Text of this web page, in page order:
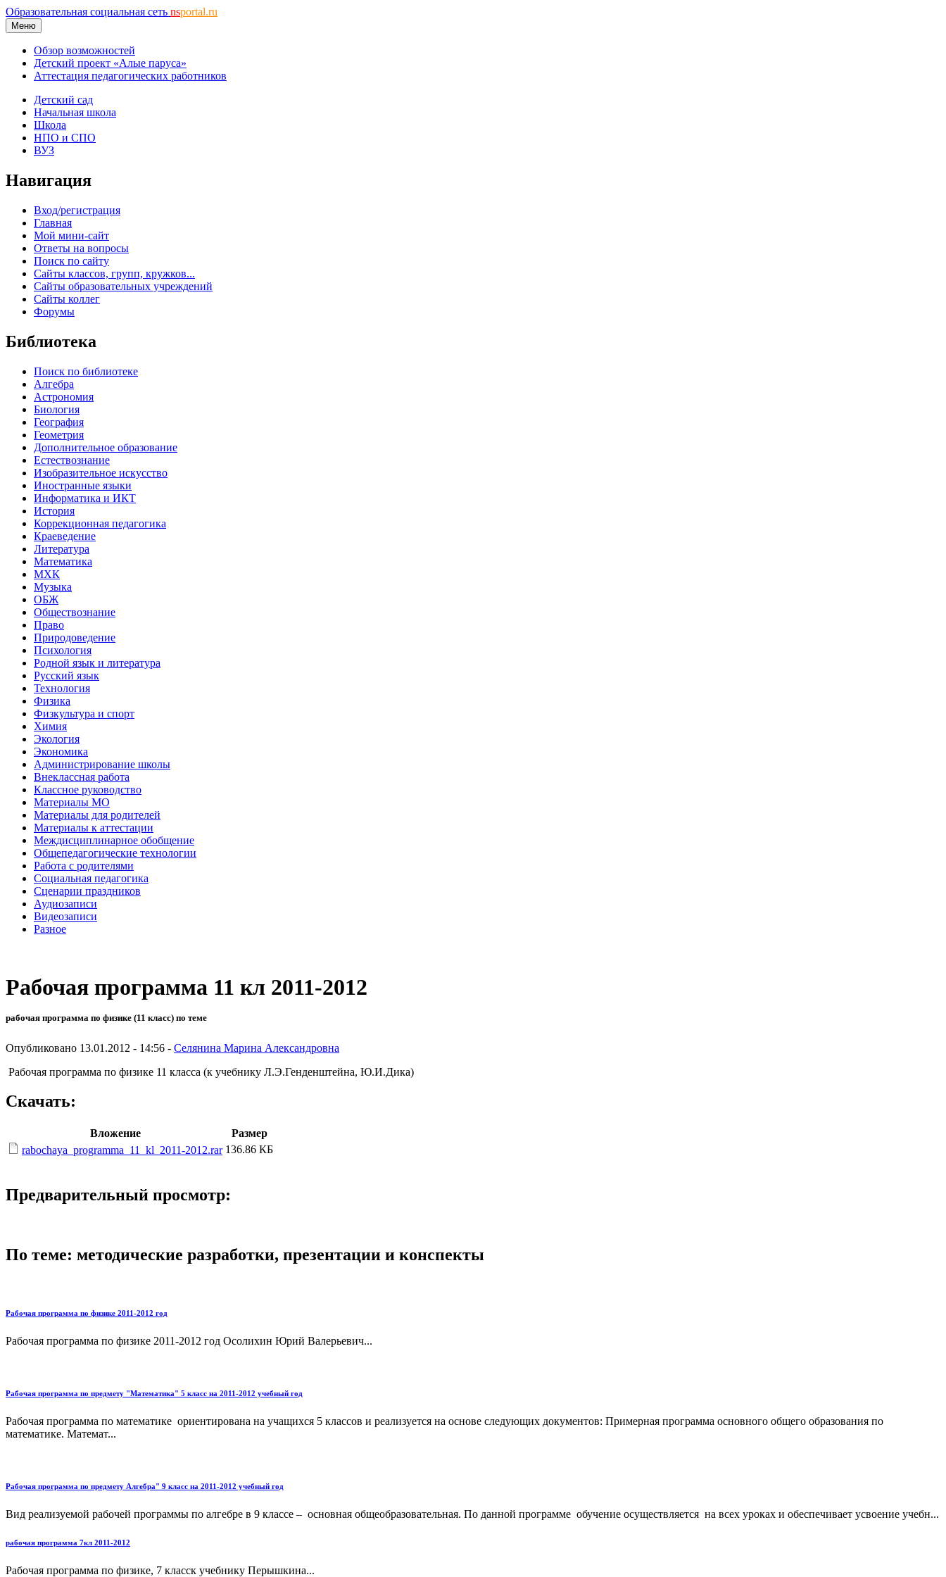
Образовательная социальная сеть nsportal.ru
Меню
Обзор возможностей
Детский проект «Алые паруса»
Аттестация педагогических работников
Детский сад
Начальная школа
Школа
НПО и СПО
ВУЗ
Навигация
Вход/регистрация
Главная
Мой мини-сайт
Ответы на вопросы
Поиск по сайту
Сайты классов, групп, кружков...
Сайты образовательных учреждений
Сайты коллег
Форумы
Библиотека
Поиск по библиотеке
Алгебра
Астрономия
Биология
География
Геометрия
Дополнительное образование
Естествознание
Изобразительное искусство
Иностранные языки
Информатика и ИКТ
История
Коррекционная педагогика
Краеведение
Литература
Математика
МХК
Музыка
ОБЖ
Обществознание
Право
Природоведение
Психология
Родной язык и литература
Русский язык
Технология
Физика
Физкультура и спорт
Химия
Экология
Экономика
Администрирование школы
Внеклассная работа
Классное руководство
Материалы МО
Материалы для родителей
Материалы к аттестации
Междисциплинарное обобщение
Общепедагогические технологии
Работа с родителями
Социальная педагогика
Сценарии праздников
Аудиозаписи
Видеозаписи
Разное
Рабочая программа 11 кл 2011-2012
рабочая программа по физике (11 класс) по теме
Опубликовано 13.01.2012 - 14:56 - Селянина Марина Александровна
Рабочая программа по физике 11 класса (к учебнику Л.Э.Генденштейна, Ю.И.Дика)
Скачать:
Вложение
Размер
rabochaya_programma_11_kl_2011-2012.rar 136.86 КБ
Предварительный просмотр:
По теме: методические разработки, презентации и конспекты
Рабочая программа по физике 2011-2012 год
Рабочая программа по физике 2011-2012 год Осолихин Юрий Валерьевич...
Рабочая программа по предмету "Математика" 5 класс на 2011-2012 учебный год
Рабочая программа по математике ориентирована на учащихся 5 классов и реализуется на основе следующих документов: Примерная программа основного общего образования по
математике. Математ...
Рабочая программа по предмету Алгебра" 9 класс на 2011-2012 учебный год
Вид реализуемой рабочей программы по алгебре в 9 классе – основная общеобразовательная. По данной программе обучение осуществляется на всех уроках и обеспечивает усвоение учебн...
рабочая программа 7кл 2011-2012
Рабочая программа по физике, 7 класск учебнику Перышкина...